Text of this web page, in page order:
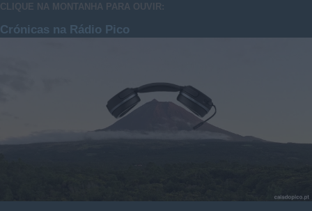
CLIQUE NA MONTANHA PARA OUVIR:
Crónicas na Rádio Pico